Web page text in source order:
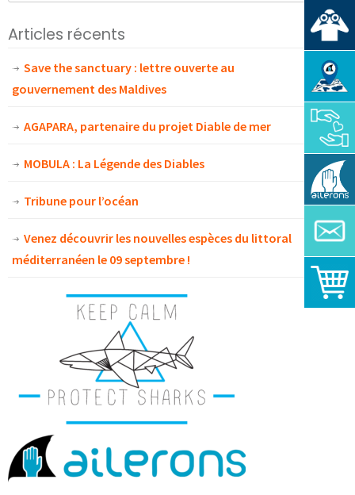
Articles récents
Save the sanctuary : lettre ouverte au
gouvernement des Maldives
AGAPARA, partenaire du projet Diable de mer
MOBULA : La Légende des Diables
Tribune pour l’océan
Venez découvrir les nouvelles espèces du littoral
méditerranéen le 09 septembre !